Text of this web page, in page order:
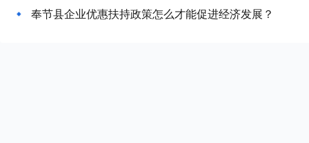
奉节县企业优惠扶持政策怎么才能促进经济发展？